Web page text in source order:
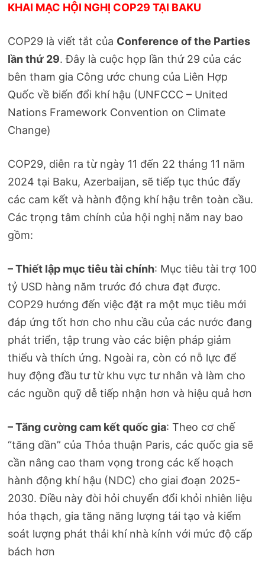
KHAI MẠC HỘI NGHỊ COP29 TẠI BAKU
COP29 là viết tắt của Conference of the Parties
lần thứ 29. Đây là cuộc họp lần thứ 29 của các
bên tham gia Công ước chung của Liên Hợp
Quốc về biến đổi khí hậu (UNFCCC – United
Nations Framework Convention on Climate
Change)
COP29, diễn ra từ ngày 11 đến 22 tháng 11 năm
2024 tại Baku, Azerbaijan, sẽ tiếp tục thúc đẩy
các cam kết và hành động khí hậu trên toàn cầu.
Các trọng tâm chính của hội nghị năm nay bao
gồm:
– Thiết lập mục tiêu tài chính: Mục tiêu tài trợ 100
tỷ USD hàng năm trước đó chưa đạt được.
COP29 hướng đến việc đặt ra một mục tiêu mới
đáp ứng tốt hơn cho nhu cầu của các nước đang
phát triển, tập trung vào các biện pháp giảm
thiểu và thích ứng. Ngoài ra, còn có nỗ lực để
huy động đầu tư từ khu vực tư nhân và làm cho
các nguồn quỹ dễ tiếp nhận hơn và hiệu quả hơn​
– Tăng cường cam kết quốc gia: Theo cơ chế
“tăng dần” của Thỏa thuận Paris, các quốc gia sẽ
cần nâng cao tham vọng trong các kế hoạch
hành động khí hậu (NDC) cho giai đoạn 2025-
2030. Điều này đòi hỏi chuyển đổi khỏi nhiên liệu
hóa thạch, gia tăng năng lượng tái tạo và kiểm
soát lượng phát thải khí nhà kính với mức độ cấp
bách hơn​